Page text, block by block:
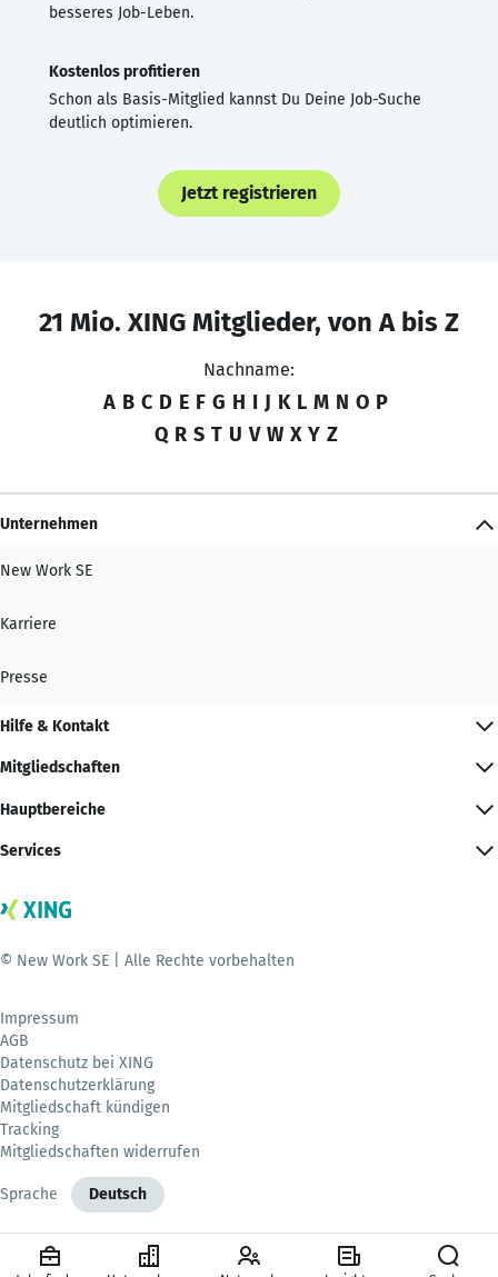
besseres Job-Leben.
Kostenlos profitieren
Schon als Basis-Mitglied kannst Du Deine Job-Suche
deutlich optimieren.
Jetzt registrieren
21 Mio. XING Mitglieder, von A bis Z
Nachname:
A B C D E F G H I J K L M N O P
Q R S T U V W X Y Z
Unternehmen
New Work SE
Karriere
Presse
Hilfe & Kontakt
Mitgliedschaften
Hauptbereiche
Services
© New Work SE | Alle Rechte vorbehalten
Impressum
AGB
Datenschutz bei XING
Datenschutzerklärung
Mitgliedschaft kündigen
Tracking
Mitgliedschaften widerrufen
Sprache Deutsch